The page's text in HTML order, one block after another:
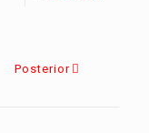
Posterior